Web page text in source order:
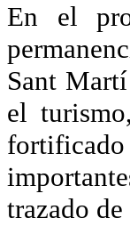
En el
Sant
el
trazado